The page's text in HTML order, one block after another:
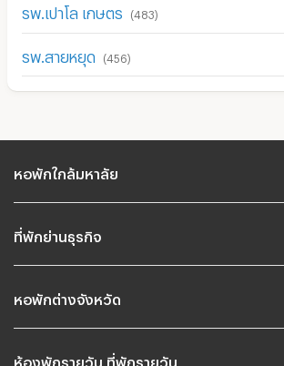
รพ.เปาโล เกษตร (483)
รพ.สายหยุด (456)
หอพักใกล้มหาลัย
ที่พักย่านธุรกิจ
หอพักต่างจังหวัด
ห้องพักรายวัน ที่พักรายวัน